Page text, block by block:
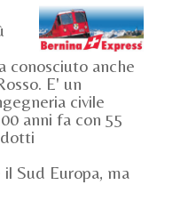
conosciuto anche
E' un
civile
anni fa con 55
Sud Europa, ma